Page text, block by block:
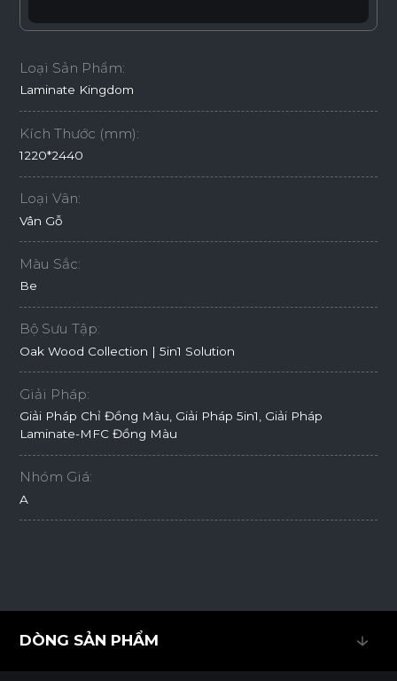
Loại Sản Phẩm:
Laminate Kingdom
Kích Thước (mm):
1220*2440
Loại Vân:
Vân Gỗ
Màu Sắc:
Be
Bộ Sưu Tập:
Oak Wood Collection | 5in1 Solution
Giải Pháp:
Giải Pháp Chỉ Đồng Màu, Giải Pháp 5in1, Giải Pháp
Laminate-MFC Đồng Màu
Nhóm Giá:
A
DÒNG SẢN PHẨM